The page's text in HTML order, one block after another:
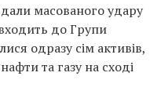
масованого удару
до Групи
одразу сім активів,
та газу на сході